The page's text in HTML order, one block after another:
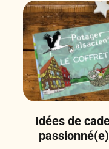
Idées de